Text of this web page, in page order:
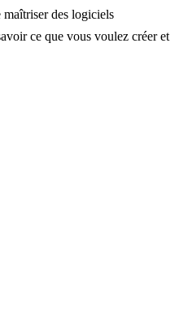
maîtriser des logiciels
ce que vous voulez créer et